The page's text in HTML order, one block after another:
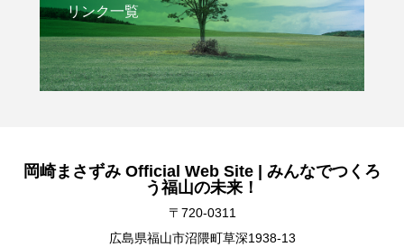
リンク一覧
岡崎まさずみ Official Web Site | みんなでつくろ
う福山の未来！
〒720-0311
広島県福山市沼隈町草深1938-13